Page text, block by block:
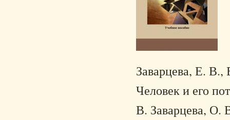
Заварцева, Е.
Человек и его
В. Заварцева, О.